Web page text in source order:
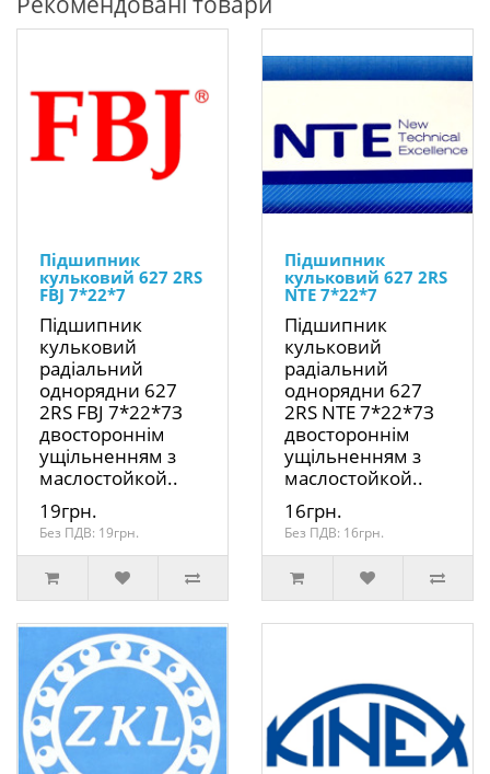
Підшипник
кульковий 627 2RS
FBJ 7*22*7
Підшипник
кульковий
радіальний
однорядни 627
2RS FBJ 7*22*7З
двостороннім
ущільненням з
маслостойкой..
19грн.
Без ПДВ: 19грн.
Підшипник
кульковий 627 2RS
NTE 7*22*7
Підшипник
кульковий
радіальний
однорядни 627
2RS NTE 7*22*7З
двостороннім
ущільненням з
маслостойкой..
16грн.
Без ПДВ: 16грн.